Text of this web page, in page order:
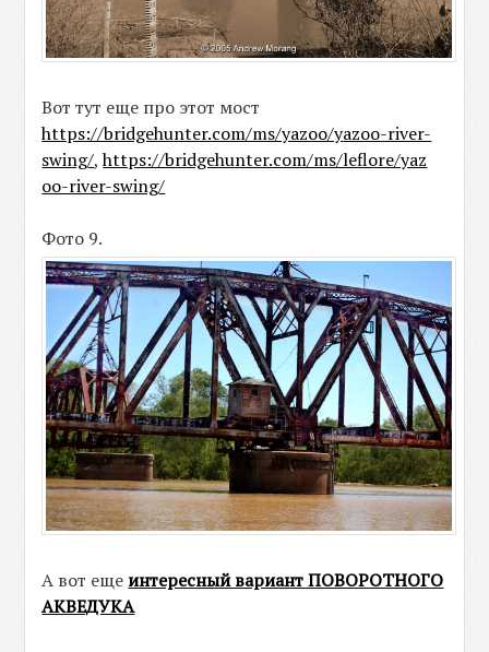
Вот тут еще про этот мост
https://bridgehunter.com/ms/yazoo/yazoo-river-
swing/,https://bridgehunter.com/ms/leflore/yaz
oo-river-swing/
Фото 9.
А вот еще интересный вариант ПОВОРОТНОГО
АКВЕДУКА